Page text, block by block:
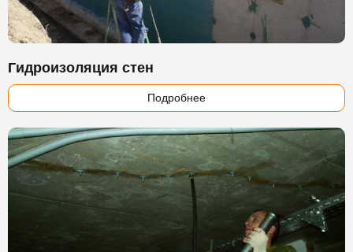
Гидроизоляция стен
Подробнее